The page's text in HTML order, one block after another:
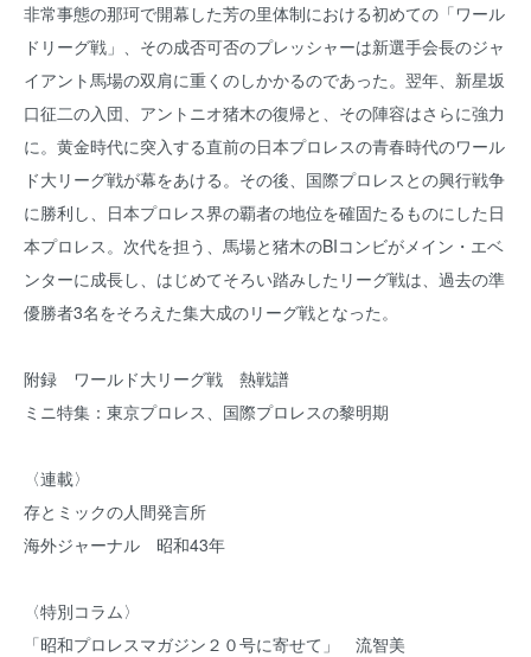
非常事態の那珂で開幕した芳の里体制における初めての「ワール
ドリーグ戦」、その成否可否のプレッシャーは新選手会長のジャ
イアント馬場の双肩に重くのしかかるのであった。翌年、新星坂
口征二の入団、アントニオ猪木の復帰と、その陣容はさらに強力
に。黄金時代に突入する直前の日本プロレスの青春時代のワール
ド大リーグ戦が幕をあける。その後、国際プロレスとの興行戦争
に勝利し、日本プロレス界の覇者の地位を確固たるものにした日
本プロレス。次代を担う、馬場と猪木のBIコンビがメイン・エベ
ンターに成長し、はじめてそろい踏みしたリーグ戦は、過去の準
優勝者3名をそろえた集大成のリーグ戦となった。
附録 ワールド大リーグ戦 熱戦譜
ミニ特集：東京プロレス、国際プロレスの黎明期
〈連載〉
存とミックの人間発言所
海外ジャーナル 昭和43年
〈特別コラム〉
「昭和プロレスマガジン２０号に寄せて」 流智美